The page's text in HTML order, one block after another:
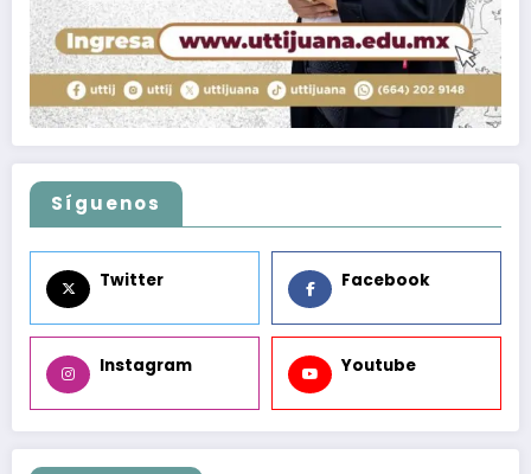
Síguenos
Twitter Facebook
Instagram Youtube